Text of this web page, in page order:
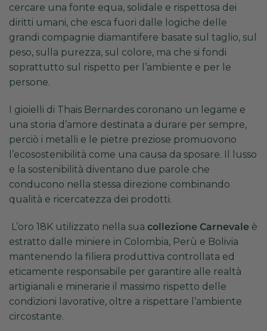
cercare una fonte equa, solidale e rispettosa dei
diritti umani, che esca fuori dalle logiche delle
grandi compagnie diamantifere basate sul taglio, sul
peso, sulla purezza, sul colore, ma che si fondi
soprattutto sul rispetto per l’ambiente e per le
persone.
I gioielli di Thais Bernardes coronano un legame e
una storia d’amore destinata a durare per sempre,
perciò i metalli e le pietre preziose promuovono
l’ecosostenibilità come una causa da sposare. Il lusso
e la sostenibilità diventano due parole che
conducono nella stessa direzione combinando
qualità e ricercatezza dei prodotti.
L’oro 18K utilizzato nella sua collezione Carnevale è
estratto dalle miniere in Colombia, Perù e Bolivia
mantenendo la filiera produttiva controllata ed
eticamente responsabile per garantire alle realtà
artigianali e minerarie il massimo rispetto delle
condizioni lavorative, oltre a rispettare l’ambiente
circostante.